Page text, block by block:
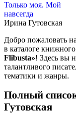
Только моя. Мой
навсегда
Ирина Гутовская
Добро пожаловать
в каталоге
Flibusta»! Здесь вы
талантливого
тематики и жанры.
Полный
Гутовская